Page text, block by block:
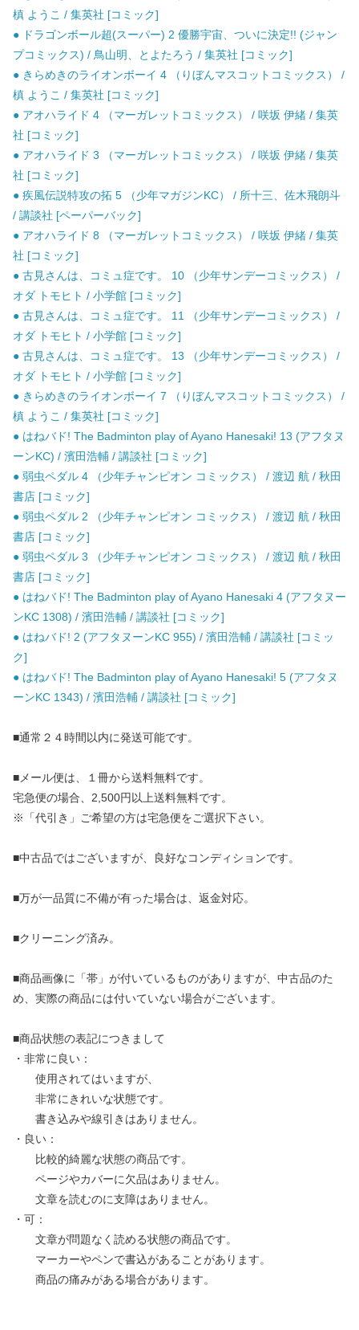
槙 ようこ / 集英社 [コミック]
● ドラゴンボール超(スーパー) 2 優勝宇宙、ついに決定!! (ジャン
プコミックス) / 鳥山明、とよたろう / 集英社 [コミック]
● きらめきのライオンボーイ 4 （りぼんマスコットコミックス） /
槙 ようこ / 集英社 [コミック]
● アオハライド 4 （マーガレットコミックス） / 咲坂 伊緒 / 集英
社 [コミック]
● アオハライド 3 （マーガレットコミックス） / 咲坂 伊緒 / 集英
社 [コミック]
● 疾風伝説特攻の拓 5 （少年マガジンKC） / 所十三、佐木飛朗斗
/ 講談社 [ペーパーバック]
● アオハライド 8 （マーガレットコミックス） / 咲坂 伊緒 / 集英
社 [コミック]
● 古見さんは、コミュ症です。 10 （少年サンデーコミックス） /
オダ トモヒト / 小学館 [コミック]
● 古見さんは、コミュ症です。 11 （少年サンデーコミックス） /
オダ トモヒト / 小学館 [コミック]
● 古見さんは、コミュ症です。 13 （少年サンデーコミックス） /
オダ トモヒト / 小学館 [コミック]
● きらめきのライオンボーイ 7 （りぼんマスコットコミックス） /
槙 ようこ / 集英社 [コミック]
● はねバド! The Badminton play of Ayano Hanesaki! 13 (アフタヌ
ーンKC) / 濱田浩輔 / 講談社 [コミック]
● 弱虫ペダル 4 （少年チャンピオン コミックス） / 渡辺 航 / 秋田
書店 [コミック]
● 弱虫ペダル 2 （少年チャンピオン コミックス） / 渡辺 航 / 秋田
書店 [コミック]
● 弱虫ペダル 3 （少年チャンピオン コミックス） / 渡辺 航 / 秋田
書店 [コミック]
● はねバド! The Badminton play of Ayano Hanesaki 4 (アフタヌー
ンKC 1308) / 濱田浩輔 / 講談社 [コミック]
● はねバド! 2 (アフタヌーンKC 955) / 濱田浩輔 / 講談社 [コミッ
ク]
● はねバド! The Badminton play of Ayano Hanesaki! 5 (アフタヌ
ーンKC 1343) / 濱田浩輔 / 講談社 [コミック]
■通常２４時間以内に発送可能です。
■メール便は、１冊から送料無料です。
宅急便の場合、2,500円以上送料無料です。
※「代引き」ご希望の方は宅急便をご選択下さい。
■中古品ではございますが、良好なコンディションです。
■万が一品質に不備が有った場合は、返金対応。
■クリーニング済み。
■商品画像に「帯」が付いているものがありますが、中古品のた
め、実際の商品には付いていない場合がございます。
■商品状態の表記につきまして
・非常に良い：
使用されてはいますが、
非常にきれいな状態です。
書き込みや線引きはありません。
・良い：
比較的綺麗な状態の商品です。
ページやカバーに欠品はありません。
文章を読むのに支障はありません。
・可：
文章が問題なく読める状態の商品です。
マーカーやペンで書込があることがあります。
商品の痛みがある場合があります。